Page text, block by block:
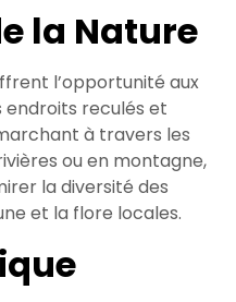
la Nature
l’opportunité aux
endroits reculés et
à travers les
ou en montagne,
la diversité des
et la flore locales.